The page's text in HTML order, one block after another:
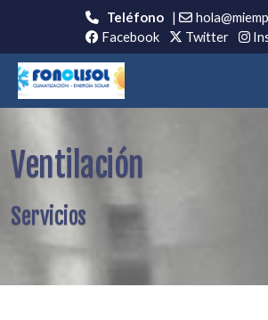
Teléfono|
Facebook
Twitter
Ventilación
Servicios